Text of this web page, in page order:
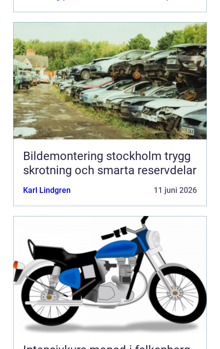
Bildemontering stockholm trygg
skrotning och smarta reservdelar
Karl Lindgren 11 juni 2026